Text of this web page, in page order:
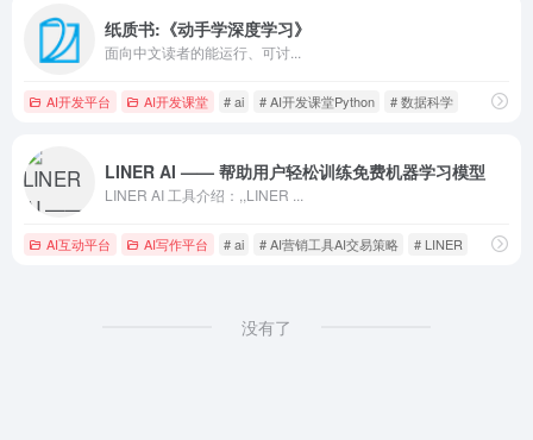
纸质书:《动手学深度学习》
面向中文读者的能运行、可讨...
AI开发平台 AI开发课堂 # ai # AI开发课堂Python # 数据科学
LINER AI —— 帮助用户轻松训练免费机器学习模型
LINER AI 工具介绍：,,LINER ...
AI互动平台 AI写作平台 # ai # AI营销工具AI交易策略 # LINER
没有了